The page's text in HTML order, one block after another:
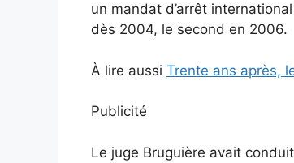
un mandat d’arrêt
dès 2004, le second en 2006.
À lire aussi Trente ans après,
Publicité
Le juge Bruguière avait